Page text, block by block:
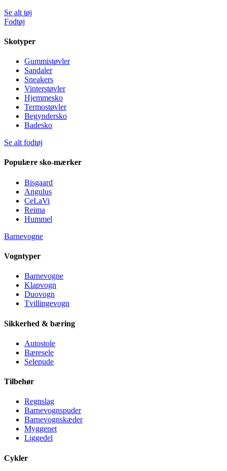
Se alt tøj
Fodtøj
Skotyper
Gummistøvler
Sandaler
Sneakers
Vinterstøvler
Hjemmesko
Termostøvler
Begyndersko
Badesko
Se alt fodtøj
Populære sko-mærker
Bisgaard
Angulus
CeLaVi
Reima
Hummel
Barnevogne
Vogntyper
Barnevogne
Klapvogn
Duovogn
Tvillingevogn
Sikkerhed & bæring
Autostole
Bæresele
Selepude
Tilbehør
Regnslag
Barnevognspuder
Barnevognskæder
Myggenet
Liggedel
Cykler